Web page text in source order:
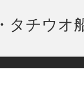
タチウオ